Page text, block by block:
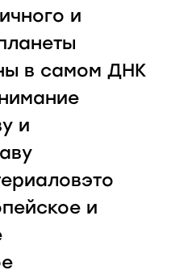
и
в самом ДНК
и
и